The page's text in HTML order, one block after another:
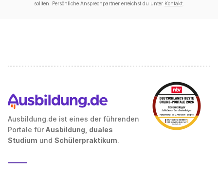
sollten. Persönliche Ansprechpartner erreichst du unter Kontakt
Ausbildung.de ist eines der führenden
Portale für Ausbildung, duales
Studium und Schülerpraktikum.